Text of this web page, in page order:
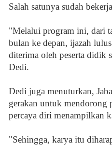
Salah satunya sudah
"Melalui program ini, dari
bulan ke depan, ijazah
diterima oleh peserta didik
Dedi.
Dedi juga menuturkan,
gerakan untuk mendorong
percaya diri menampilkan
"Sehingga, karya itu